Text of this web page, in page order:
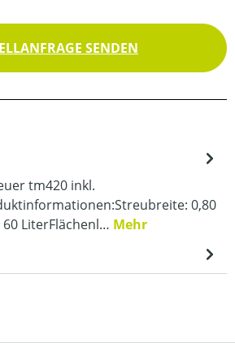
SENDEN
tm420 inkl.
0,80
LiterFlächenl… Mehr